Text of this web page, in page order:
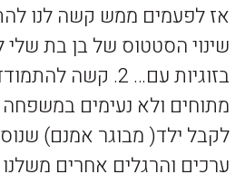
שינוי הסטטוס של בן בת
בזוגיות עם… 2. קשה
לקבל ילד( מבוגר אמנם)
ערכים והרגלים אחרים משלנו